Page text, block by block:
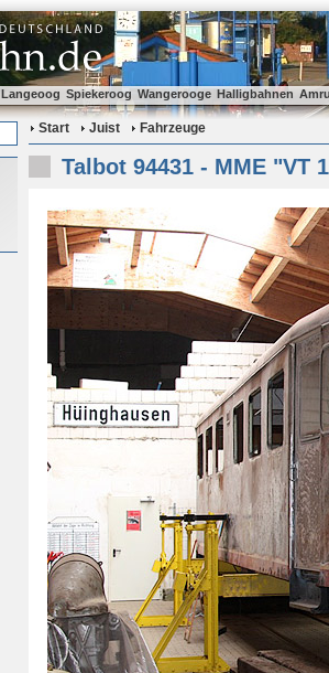
Langeoog Spiekeroog Wangerooge Halligbahnen
Start Juist Fahrzeuge
Talbot 94431 - MME "VT